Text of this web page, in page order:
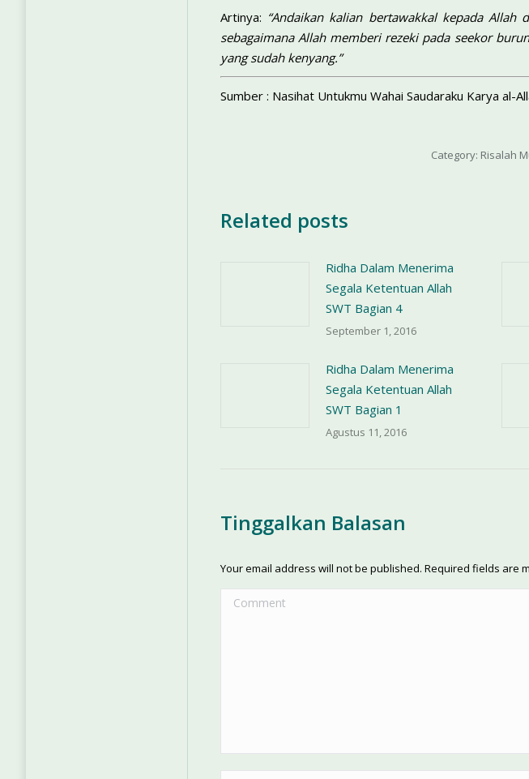
Artinya: “Andaikan kalian bertawakkal kepada
sebagaimana Allah memberi rezeki pada seekor
yang sudah kenyang.”
Sumber : Nasihat Untukmu Wahai Saudaraku Karya al-
Category: Risalah
Related posts
Ridha Dalam Menerima
Segala Ketentuan Allah
SWT Bagian 4
September 1, 2016
Ridha Dalam Menerima
Segala Ketentuan Allah
SWT Bagian 1
Agustus 11, 2016
Tinggalkan Balasan
Your email address will not be published. Required fields are
Comment